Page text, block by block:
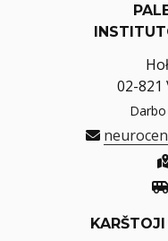
02-
Darbo